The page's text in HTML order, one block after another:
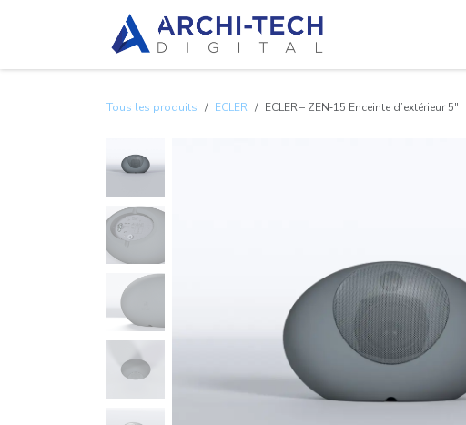
Tous les produits ECLER ECLER – ZEN‑15 Enceinte d’extérieur 5″